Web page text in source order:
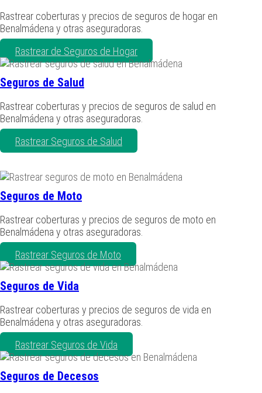
Rastrear coberturas y precios de seguros de hogar en
Benalmádena y otras aseguradoras.
Rastrear de Seguros de Hogar
Seguros de Salud
Rastrear coberturas y precios de seguros de salud en
Benalmádena y otras aseguradoras.
Rastrear Seguros de Salud
Seguros de Moto
Rastrear coberturas y precios de seguros de moto en
Benalmádena y otras aseguradoras.
Rastrear Seguros de Moto
Seguros de Vida
Rastrear coberturas y precios de seguros de vida en
Benalmádena y otras aseguradoras.
Rastrear Seguros de Vida
Seguros de Decesos